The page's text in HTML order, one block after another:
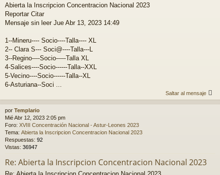
Abierta la Inscripcion Concentracion Nacional 2023
Reportar Citar
Mensaje sin leer Jue Abr 13, 2023 14:49
1--Mineru---- Socio----Talla---- XL
2-- Clara S--- Soci@----Talla---L
3--Regino----Socio-----Talla XL
4-Salices----Socio------Talla--XXL
5-Vecino----Socio------Talla--XL
6-Asturiana--Soci ...
Saltar al mensaje
por Templario
Mié Abr 12, 2023 2:05 pm
Foro: XVIII Concentración Nacional - Astur-Leones 2023
Tema: Abierta la Inscripcion Concentracion Nacional 2023
Respuestas: 92
Vistas: 36947
Re: Abierta la Inscripcion Concentracion Nacional 2023